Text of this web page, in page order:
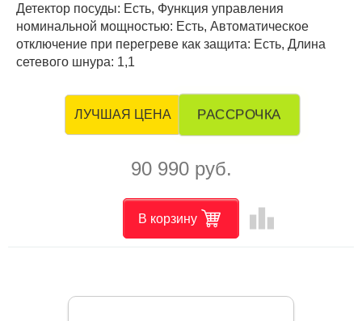
Детектор посуды: Есть, Функция управления
номинальной мощностью: Есть, Автоматическое
отключение при перегреве как защита: Есть, Длина
сетевого шнура: 1,1
ЛУЧШАЯ ЦЕНА РАССРОЧКА
90 990 руб.
В корзину leaderboard